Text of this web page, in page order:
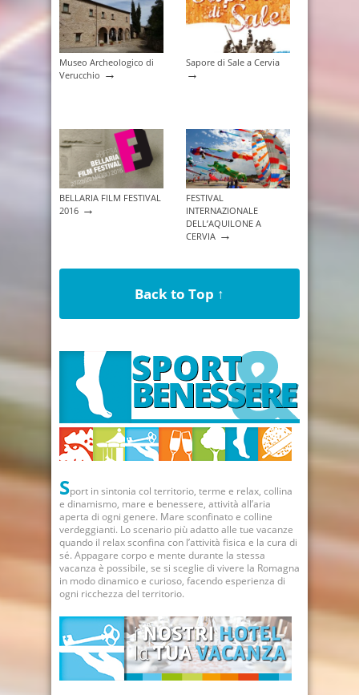
Museo Archeologico di
Verucchio →
Sapore di Sale a Cervia
→
BELLARIA FILM FESTIVAL
2016 →
FESTIVAL
INTERNAZIONALE
DELL’AQUILONE A
CERVIA →
Back to Top ↑
Sport in sintonia col territorio, terme e relax, collina
e dinamismo, mare e benessere, attività all’aria
aperta di ogni genere. Mare sconfinato e colline
verdeggianti. Lo scenario più adatto alle tue vacanze
quando il relax sconfina con l’attività fisica e la cura di
sé. Appagare corpo e mente durante la stessa
vacanza è possibile, se si sceglie di vivere la Romagna
in modo dinamico e curioso, facendo esperienza di
ogni ricchezza del territorio.